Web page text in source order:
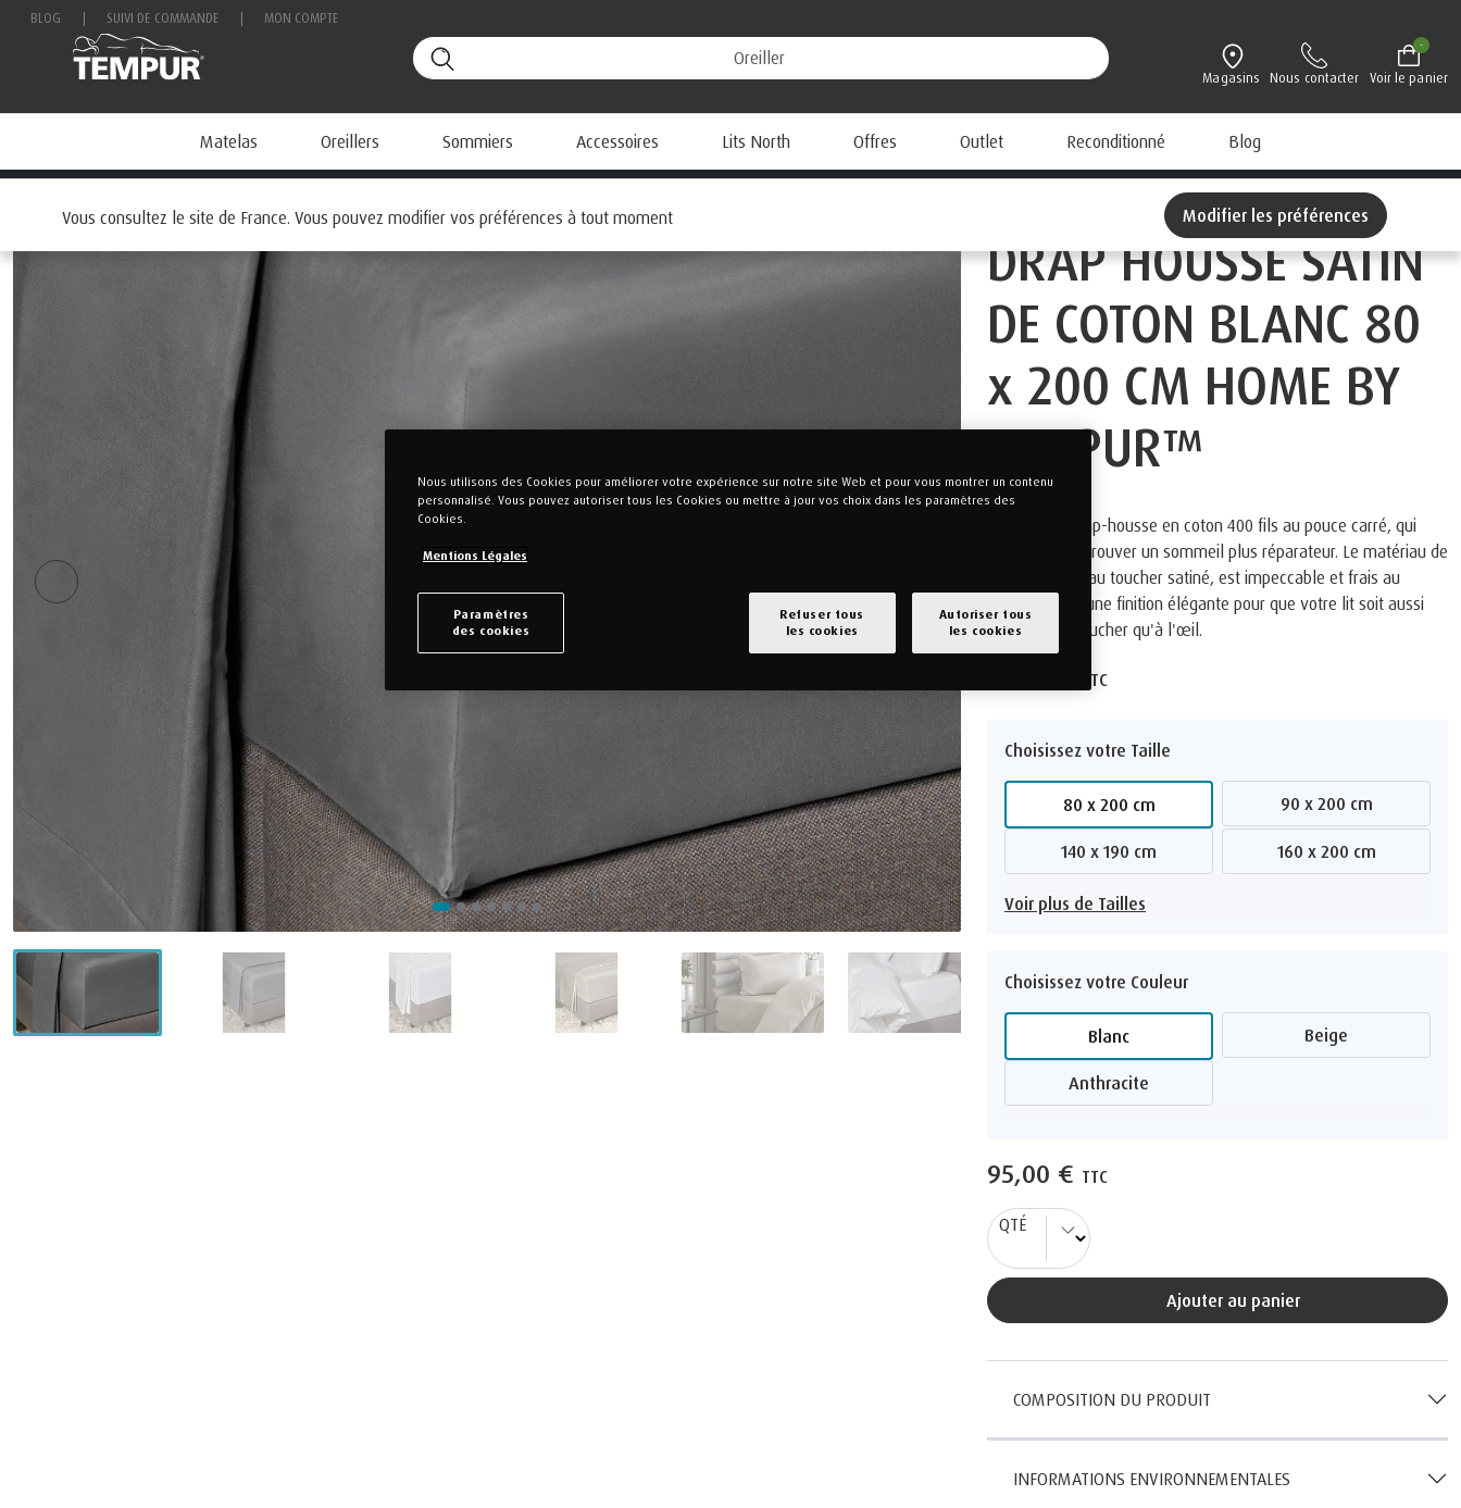
BLOG SUIVI DE COMMANDE MON COMPTE
Magasins Nous contacter Voir le panier
-
Matelas Oreillers Sommiers Accessoires Lits North Offres Outlet Reconditionné Blog
Vous consultez le site de France. Vous pouvez modifier vos préférences à tout moment Modifier les préférences
DRAP HOUSSE SATIN
DE COTON BLANC 80
x 200 CM HOME BY
TEMPUR™
Magnifique drap-housse en coton 400 fils au pouce carré, qui
vous aidera à trouver un sommeil plus réparateur. Le matériau de
haute qualité, au toucher satiné, est impeccable et frais au
toucher, avec une finition élégante pour que votre lit soit aussi
agréable au toucher qu'à l'œil.
TTC
Choisissez votre Taille
80 x 200 cm 90 x 200 cm
140 x 190 cm 160 x 200 cm
Voir plus de Tailles
Choisissez votre Couleur
Blanc Beige
Anthracite
95,00 € TTC
QTÉ
Ajouter au panier
COMPOSITION DU PRODUIT
INFORMATIONS ENVIRONNEMENTALES
Nous utilisons des Cookies pour améliorer votre expérience sur notre site Web et pour vous montrer un contenu
personnalisé. Vous pouvez autoriser tous les Cookies ou mettre à jour vos choix dans les paramètres des
Cookies.
Mentions Légales
Paramètres
des cookies
Refuser tous
les cookies
Autoriser tous
les cookies